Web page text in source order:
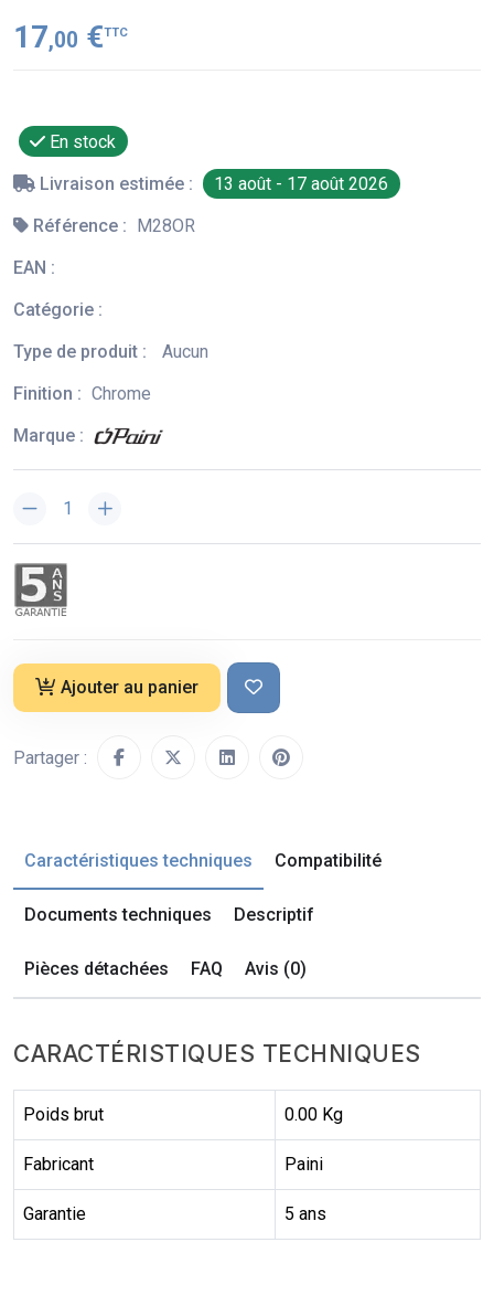
17,00 €TTC
En stock
Livraison estimée :
13 août - 17 août 2026
Référence : M28OR
EAN :
Catégorie :
Type de produit :
Aucun
Finition : Chrome
Marque :
Ajouter au panier
Partager :
Caractéristiques techniques Compatibilité
Documents techniques Descriptif
Pièces détachées FAQ Avis (0)
CARACTÉRISTIQUES TECHNIQUES
Poids brut 0.00 Kg
Fabricant Paini
Garantie 5 ans